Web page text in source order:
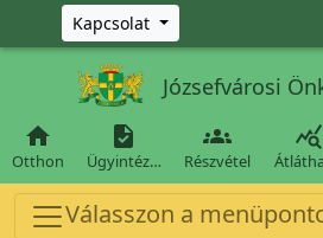
Ugrás a fő tartalomra
Kapcsolat
Józsefvárosi

Otthon

Ügyintéz…

Részvétel

Válasszon a